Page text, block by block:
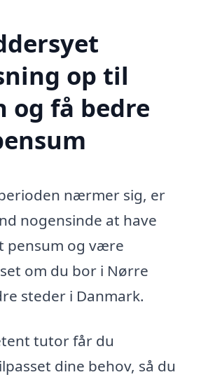
op til
og få bedre
nærmer sig, er
nogensinde at have
pensum og være
om du bor i Nørre
steder i Danmark.
tutor får du
dine behov, så du